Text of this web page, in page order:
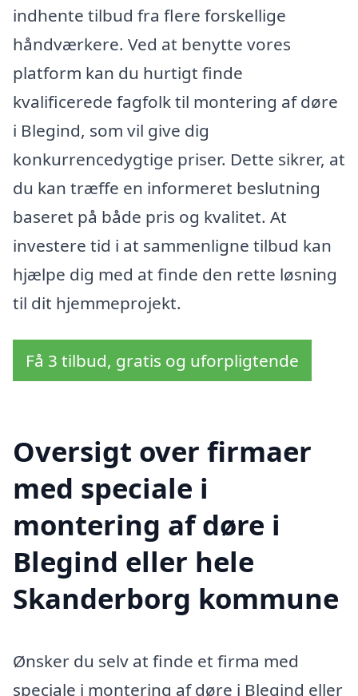
indhente tilbud fra flere forskellige
håndværkere. Ved at benytte vores
platform kan du hurtigt finde
kvalificerede fagfolk til montering af døre
i Blegind, som vil give dig
konkurrencedygtige priser. Dette sikrer, at
du kan træffe en informeret beslutning
baseret på både pris og kvalitet. At
investere tid i at sammenligne tilbud kan
hjælpe dig med at finde den rette løsning
til dit hjemmeprojekt.
Få 3 tilbud, gratis og uforpligtende
Oversigt over firmaer
med speciale i
montering af døre i
Blegind eller hele
Skanderborg kommune
Ønsker du selv at finde et firma med
speciale i montering af døre i Blegind eller